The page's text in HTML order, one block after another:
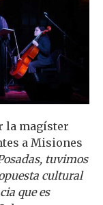
la magíster
a Misiones
tuvimos
cultural
que es